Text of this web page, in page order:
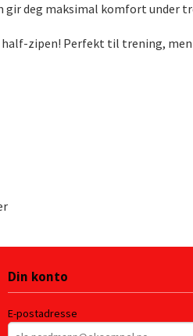
deg maksimal komfort under
zipen! Perfekt til trening,
Din konto
E-postadresse